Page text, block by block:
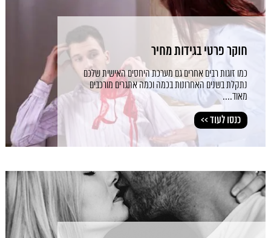
חוקר פרטי בגידות מחיר
כמו זוגות רבים אחרים גם מערכת היחסים האישית שלכם
נתקלת בשנים האחרונות בכמה וכמה אתגרים מורכבים
מאוד....
כנסו לעוד >>